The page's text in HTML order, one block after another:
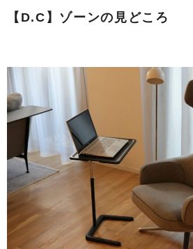
【D.C】ゾーンの見どころ